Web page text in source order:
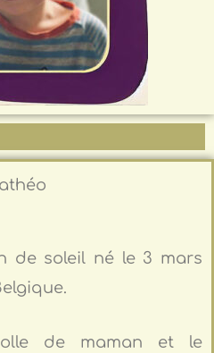
de soleil né le 3 mars
de maman et le